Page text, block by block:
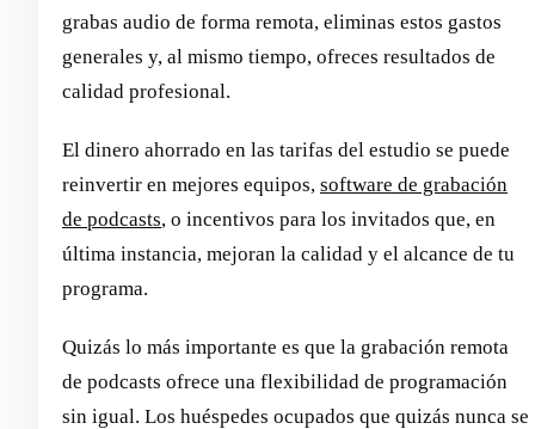
grabas audio de forma remota, eliminas estos gastos
generales y, al mismo tiempo, ofreces resultados de
calidad profesional.
El dinero ahorrado en las tarifas del estudio se puede
reinvertir en mejores equipos, software de grabación
de podcasts, o incentivos para los invitados que, en
última instancia, mejoran la calidad y el alcance de tu
programa.
Quizás lo más importante es que la grabación remota
de podcasts ofrece una flexibilidad de programación
sin igual. Los huéspedes ocupados que quizás nunca se